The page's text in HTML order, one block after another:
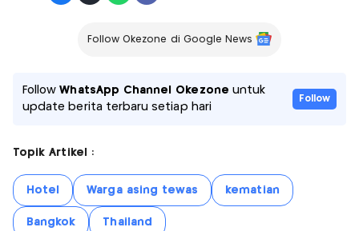
Follow Okezone di Google News
FollowWhatsApp Channel Okezone untuk
update berita terbaru setiap hari
Follow
Topik Artikel :
Hotel Warga asing tewas kematian
Bangkok Thailand